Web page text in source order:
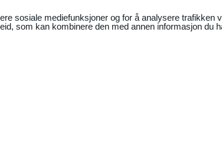
sosiale mediefunksjoner og for å analysere
som kan kombinere den med annen informasjon du